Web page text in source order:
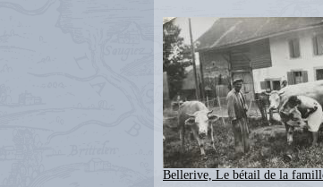
Bellerive, Le bétail de la